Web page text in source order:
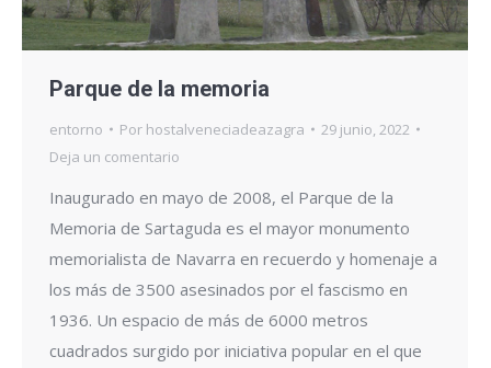
Parque de la memoria
entorno Por hostalveneciadeazagra
29 junio, 2022
Deja un comentario
Inaugurado en mayo de 2008, el Parque de la
Memoria de Sartaguda es el mayor monumento
memorialista de Navarra en recuerdo y homenaje a
los más de 3500 asesinados por el fascismo en
1936. Un espacio de más de 6000 metros
cuadrados surgido por iniciativa popular en el que